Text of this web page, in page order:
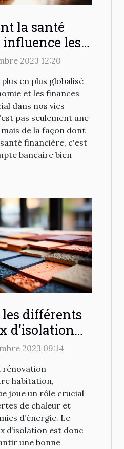
la santé
les
2023 12:20
en plus globalisé
et les finances
dans nos vies
pas seulement une
de la façon dont
financière, c'est
bancaire bien
les différents
d’isolation
2023 09:14
rénovation
habitation,
joue un rôle crucial
de chaleur et
d’énergie. Le
d’isolation est donc
une bonne